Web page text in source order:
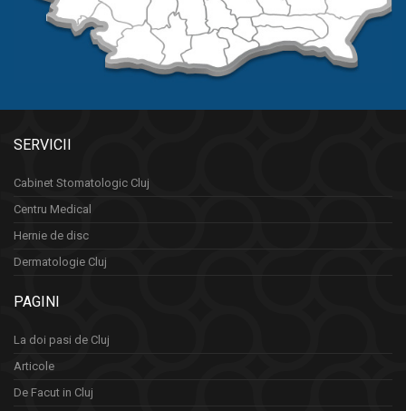
SERVICII
Cabinet Stomatologic Cluj
Centru Medical
Hernie de disc
Dermatologie Cluj
PAGINI
La doi pasi de Cluj
Articole
De Facut in Cluj